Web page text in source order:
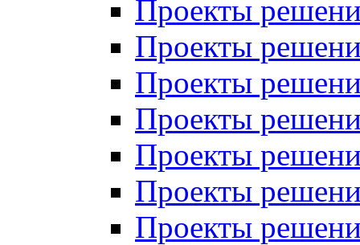
Проекты
Проекты
Проекты
Проекты
Проекты
Проекты
Проекты